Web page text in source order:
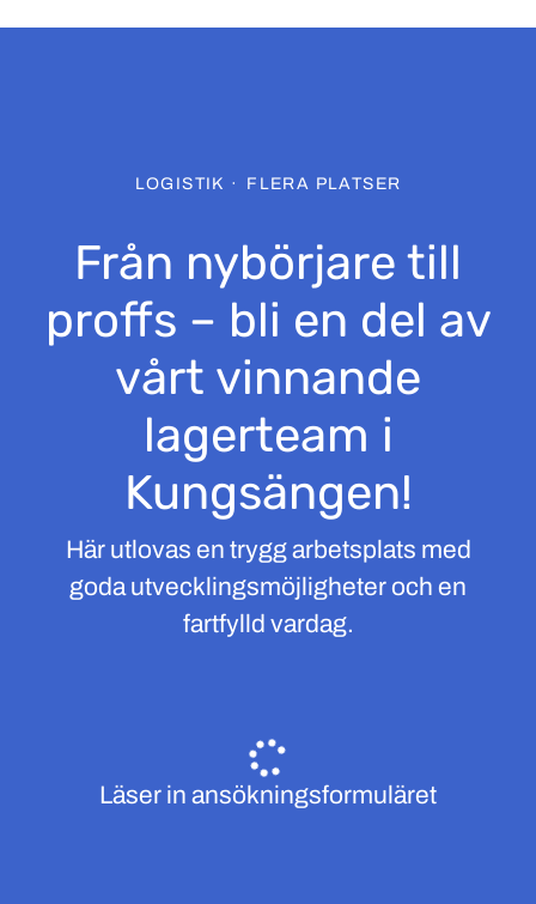
LOGISTIK · FLERA PLATSER
Från nybörjare till
proffs – bli en del av
vårt vinnande
lagerteam i
Kungsängen!
Här utlovas en trygg arbetsplats med
goda utvecklingsmöjligheter och en
fartfylld vardag.
Läser in ansökningsformuläret